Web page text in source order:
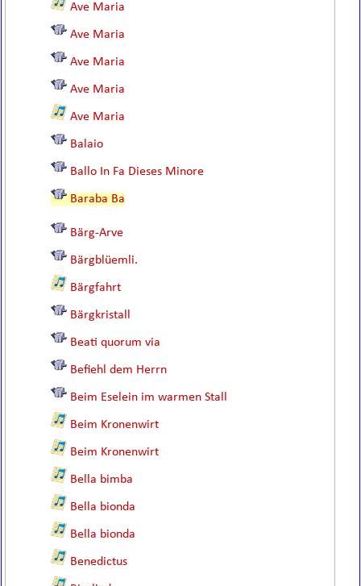
Ave Maria
Ave Maria
Ave Maria
Ave Maria
Ave Maria
Balaio
Ballo In Fa Dieses Minore
Baraba Ba
Bärg-Arve
Bärgblüemli.
Bärgfahrt
Bärgkristall
Beati quorum via
Befiehl dem Herrn
Beim Eselein im warmen Stall
Beim Kronenwirt
Beim Kronenwirt
Bella bimba
Bella bionda
Bella bionda
Benedictus